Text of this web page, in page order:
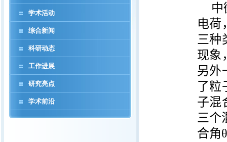
学术活动
综合新闻
科研动态
工作进展
研究亮点
学术前沿
电荷
三种
现象
另外
了粒
子混
三个
合角